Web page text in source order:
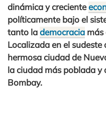
dinámica y creciente
políticamente bajo el
tanto lademocracia más
Localizada en el
hermosa ciudad de
la ciudad más poblada y
Bombay.